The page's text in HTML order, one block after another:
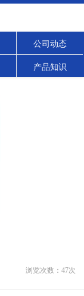
公司动态
产品知识
浏览次数： 47次